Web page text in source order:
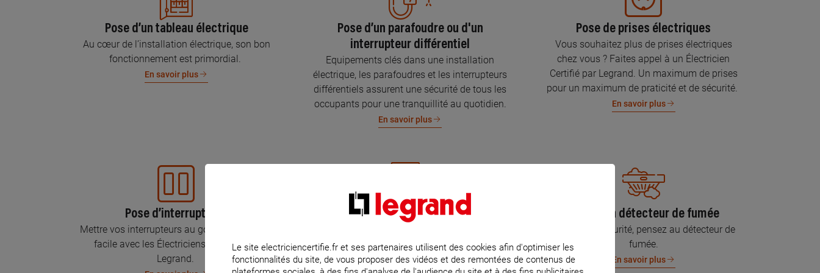
Pose d’un tableau électrique
Au cœur de l’installation électrique, son bon
fonctionnement est primordial.
En savoir plus
Pose d’un parafoudre ou d'un
interrupteur différentiel
Equipements clés dans une installation
électrique, les parafoudres et les interrupteurs
différentiels assurent une sécurité de tous les
occupants pour une tranquillité au quotidien.
En savoir plus
Pose de prises électriques
Vous souhaitez plus de prises électriques
chez vous ? Faites appel à un Électricien
Certifié par Legrand. Un maximum de prises
pour un maximum de praticité et de sécurité.
En savoir plus
Pose d’interrupteurs
Mettre vos interrupteurs au goût du jour, c’est
facile avec les Électriciens Certifiés par
Legrand.
Mise aux normes de l’installation
Parce que l’électricité implique la sécurité et la
protection de votre famille et de vos biens,
Pose d’un détecteur de fumée
Pour votre sécurité, pensez au détecteur de
fumée.
En savoir plus
Le site electriciencertifie.fr et ses partenaires utilisent des cookies afin d'optimiser les
fonctionnalités du site, de vous proposer des vidéos et des remontées de contenus de